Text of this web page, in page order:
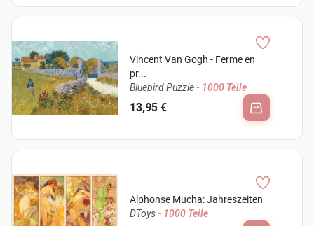
Vincent Van Gogh - Ferme en
pr...
Bluebird Puzzle- 1000 Teile
13,95 €
Alphonse Mucha: Jahreszeiten
DToys- 1000 Teile